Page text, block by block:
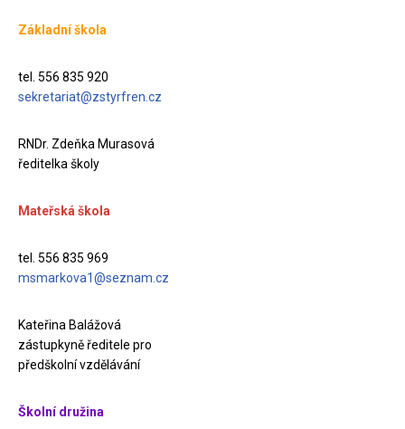
Základní škola
tel. 556 835 920
sekretariat@zstyrfren.cz
RNDr. Zdeňka Murasová
ředitelka školy
Mateřská škola
tel. 556 835 969
msmarkova1@seznam.cz
Kateřina Balážová
zástupkyně ředitele pro
předškolní vzdělávání
Školní družina